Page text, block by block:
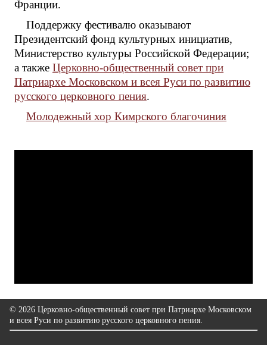
Франции.
Поддержку фестивалю оказывают
Президентский фонд культурных инициатив,
Министерство культуры Российской Федерации;
а также Церковно-общественный совет при
Патриархе Московском и всея Руси по развитию
русского церковного пения.
Молодежный хор Кимрского благочиния
© 2026 Церковно-общественный совет при Патриархе Московском
и всея Руси по развитию русского церковного пения.